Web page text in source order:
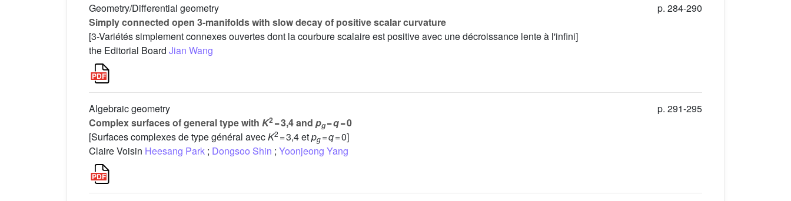
Geometry/Differential geometry
Simply connected open 3-manifolds with slow decay of positive scalar curvature
[3-Variétés simplement connexes ouvertes dont la courbure scalaire est positive avec une décroissance lente à l'infini]
the Editorial Board Jian Wang
p. 284-290
Algebraic geometry
Complex surfaces of general type with K2= 3,4 and pg=q= 0
[Surfaces complexes de type général avecK2 = 3,4 etpg=q= 0]
Claire Voisin Heesang Park ; Dongsoo Shin ; Yoonjeong Yang
p. 291-295